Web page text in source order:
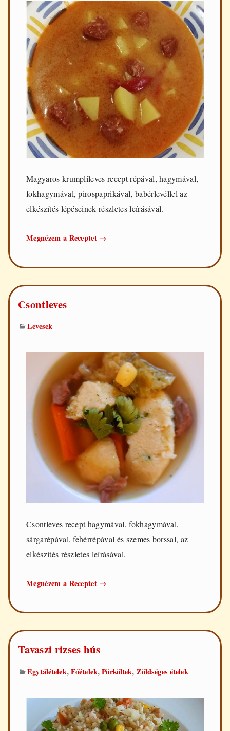
Magyaros krumplileves recept répával, hagymával,
fokhagymával, pirospaprikával, babérlevéllel az
elkészítés lépéseinek részletes leírásával.
Megnézem a Receptet Magyaros
→
Csontleves
Levesek
Csontleves recept hagymával, fokhagymával,
sárgarépával, fehérrépával és szemes borssal, az
elkészítés részletes leírásával.
Megnézem a Receptet Csontleves
→
Tavaszi rizses hús
Egytálételek,Főételek,Pörköltek, Zöldséges ételek